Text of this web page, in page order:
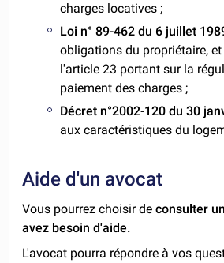
charges locatives ;
Loi n° 89-462 du 6 juillet
obligations du propriétaire,
l'article 23 portant sur la
paiement des charges ;
Décret n°2002-120 du 30
aux caractéristiques du
Aide d'un avocat
Vous pourrez choisir deconsulter
avez besoin d'aide.
L'avocat pourra répondre à vos